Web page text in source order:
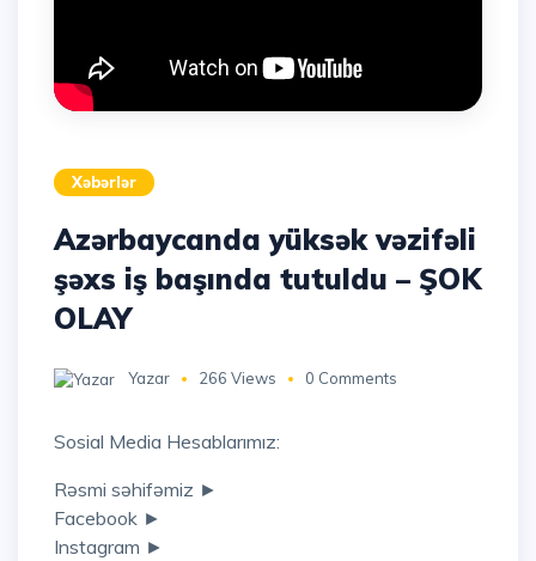
Xəbərlər
Azərbaycanda yüksək vəzifəli
şəxs iş başında tutuldu – ŞOK
OLAY
Yazar 266 Views 0 Comments
Sosial Media Hesablarımız:
Rəsmi səhifəmiz ►
Facebook ►
Instagram ►